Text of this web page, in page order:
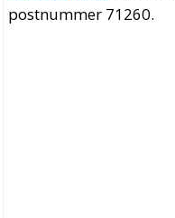
postnummer 71260.